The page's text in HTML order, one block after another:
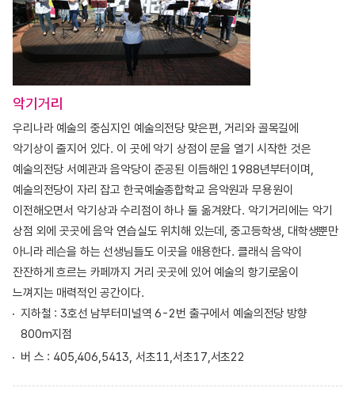
악기거리
우리나라 예술의 중심지인 예술의전당 맞은편, 거리와 골목길에
악기상이 줄지어 있다. 이 곳에 악기 상점이 문을 열기 시작한 것은
예술의전당 서예관과 음악당이 준공된 이듬해인 1988년부터이며,
예술의전당이 자리 잡고 한국예술종합학교 음악원과 무용원이
이전해오면서 악기상과 수리점이 하나 둘 옮겨왔다. 악기거리에는 악기
상점 외에 곳곳에 음악 연습실도 위치해 있는데, 중고등학생, 대학생뿐만
아니라 레슨을 하는 선생님들도 이곳을 애용한다. 클래식 음악이
잔잔하게 흐르는 카페까지 거리 곳곳에 있어 예술의 항기로움이
느껴지는 매력적인 공간이다.
지하철 : 3호선 남부터미널역 6-2번 출구에서 예술의전당 방향
800m지점
버 스 : 405,406,5413, 서초11,서초17,서초22